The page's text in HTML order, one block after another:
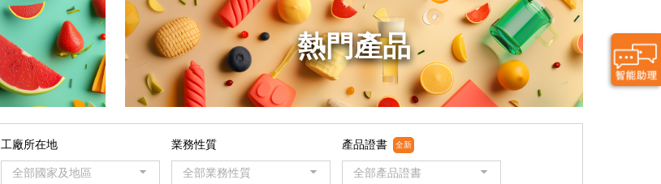
熱門產品
工廠所在地
全部國家及地區
業務性質
全部業務性質
產品證書 全新
全部產品證書